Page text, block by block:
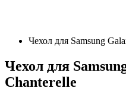
Чехол для Samsung
Чехол для
Chanterelle